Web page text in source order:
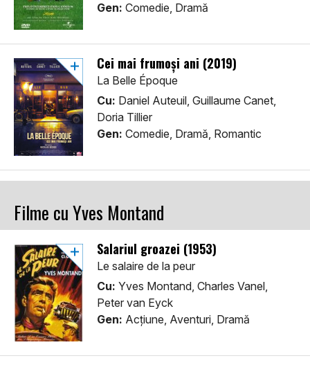
Gen: Comedie, Dramă
Cei mai frumoși ani (2019)
La Belle Époque
Cu: Daniel Auteuil, Guillaume Canet,
Doria Tillier
Gen: Comedie, Dramă, Romantic
Filme cu Yves Montand
Salariul groazei (1953)
Le salaire de la peur
Cu: Yves Montand, Charles Vanel,
Peter van Eyck
Gen: Acţiune, Aventuri, Dramă